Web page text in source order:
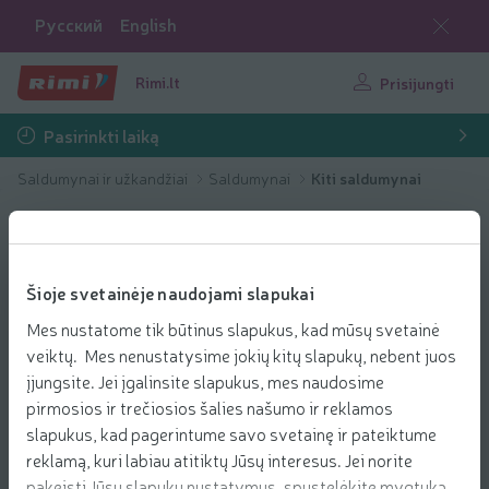
Šioje svetainėje naudojami slapukai
Mes nustatome tik būtinus slapukus, kad mūsų svetainė
veiktų. Mes nenustatysime jokių kitų slapukų, nebent juos
įjungsite. Jei įgalinsite slapukus, mes naudosime
pirmosios ir trečiosios šalies našumo ir reklamos
slapukus, kad pagerintume savo svetainę ir pateiktume
reklamą, kuri labiau atitiktų Jūsų interesus. Jei norite
Русский English
Rimi.lt Prisijungti
Pasirinkti laiką
Saldumynai ir užkandžiai Saldumynai Kiti saldumynai